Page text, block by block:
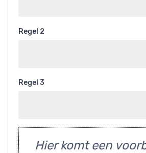
Regel 2
Regel 3
Hier komt een